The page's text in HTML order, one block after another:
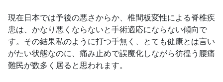
現在日本では予後の悪さからか、椎間板変性による脊椎疾
患は、かなり悪くならないと手術適応にならない傾向で
す。その結果私のように打つ手無く、とても健康とは言い
がたい状態なのに、痛み止めで誤魔化しながら彷徨う腰痛
難民が数多く居ると思われます。